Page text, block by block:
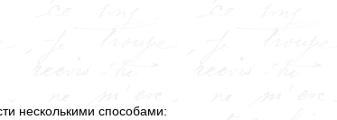
несколькими способами: